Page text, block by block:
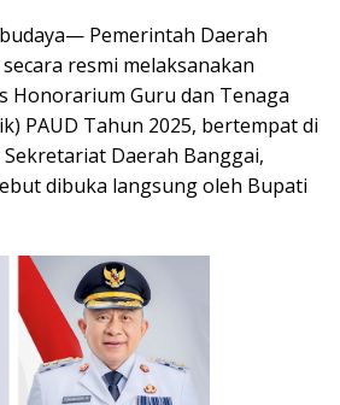
Pemerintah Daerah
resmi melaksanakan
Honorarium Guru dan Tenaga
PAUD Tahun 2025, bertempat di
Daerah Banggai,
dibuka langsung oleh Bupati